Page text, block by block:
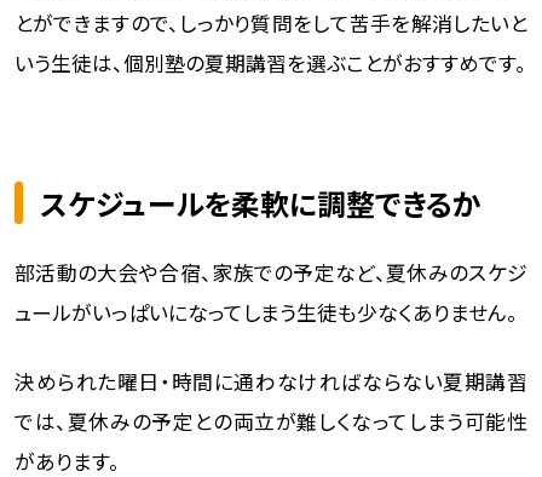
とができますので、しっかり質問をして苦手を解消したいと
いう生徒は、個別塾の夏期講習を選ぶことがおすすめです。
スケジュールを柔軟に調整できるか
部活動の大会や合宿、家族での予定など、夏休みのスケジ
ュールがいっぱいになってしまう生徒も少なくありません。
決められた曜日・時間に通わなければならない夏期講習
では、夏休みの予定との両立が難しくなってしまう可能性
があります。